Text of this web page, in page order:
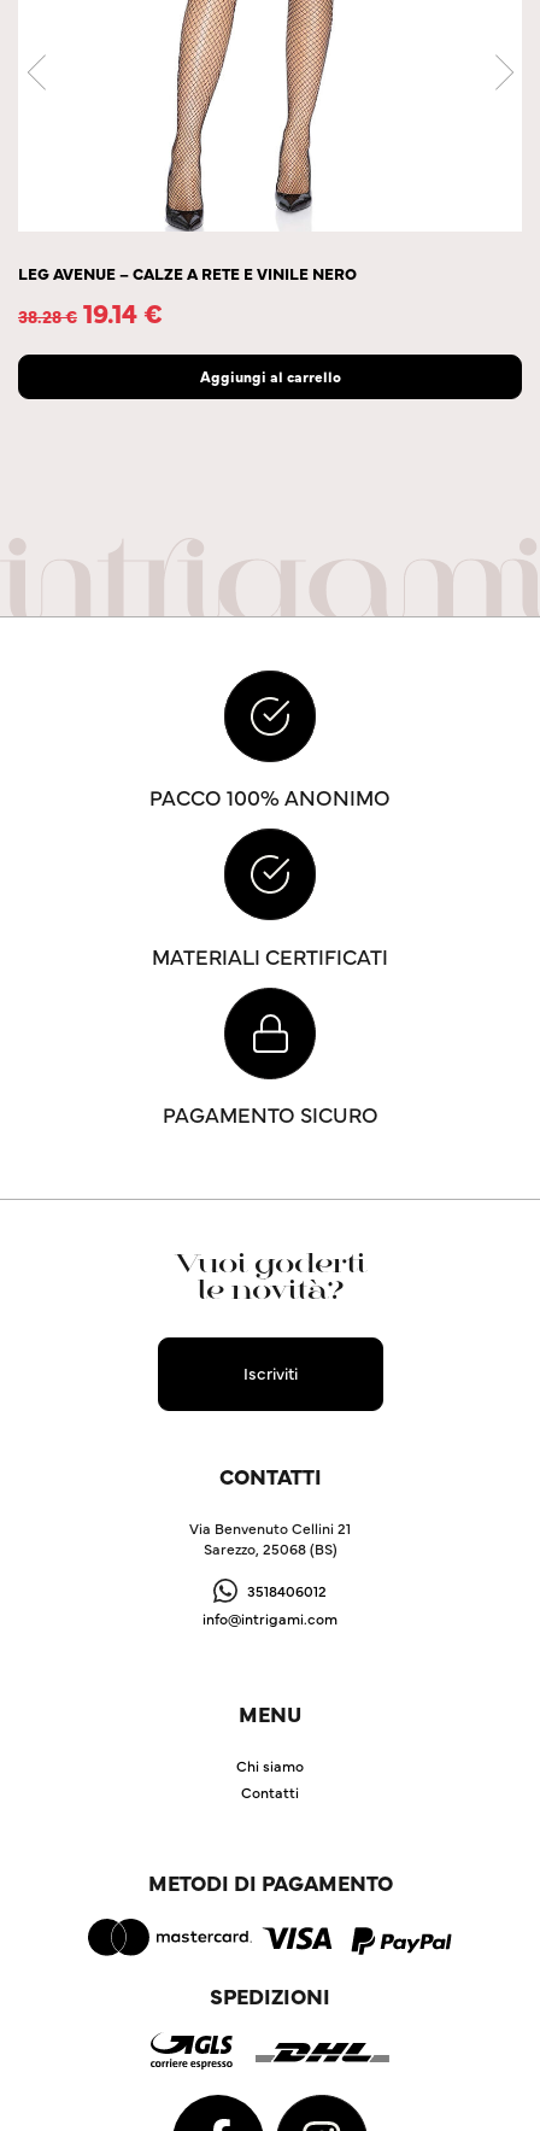
LEG AVENUE – CALZE A RETE E VINILE NERO
38.28€ 19.14€
Aggiungi al carrello
PACCO 100% ANONIMO
MATERIALI CERTIFICATI
PAGAMENTO SICURO
Vuoi goderti
le novità?
Iscriviti
CONTATTI
Via Benvenuto Cellini 21
Sarezzo, 25068 (BS)
3518406012
info@intrigami.com
MENU
Chi siamo
Contatti
METODI DI PAGAMENTO
SPEDIZIONI